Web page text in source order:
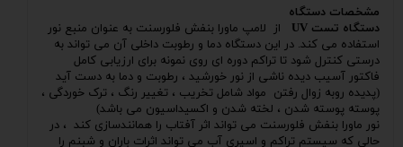
مشخصات دستگاه
دستگاه تست
از لامپ ماورا بنفش فلورسنت به عنوان منبع نور
استفاده می کند. در این دستگاه دما و رطوبت داخلی آن می تواند به
درستی کنترل شود تا تراکم دوره ای روی نمونه برای ارزیابی کامل
فاکتور آسیب دیده ناشی از نور خورشید ، رطوبت و دما به دست آید
(پدیده روبه زوال رفتن مواد شامل تخریب ، تغییر رنگ ، ترک خوردگی ،
پوسته پوسته شدن ، لخته شدن و اکسیداسیون می باشد)
نور ماورا بنفش فلورسنت می تواند اثر آفتاب را همانندسازی کند ، در
حالی که سیستم تراکم و اسپری آب می تواند اثرات باران و شبنم را